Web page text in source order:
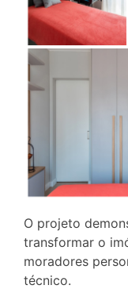
O projeto
transformar o
moradores
técnico.